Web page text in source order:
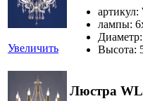
Увеличить
лампы:
Высота:
Люстра